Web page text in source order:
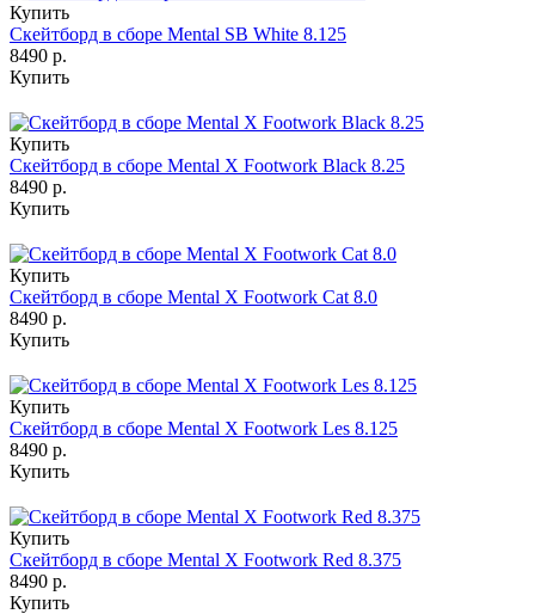
Купить
Скейтборд в сборе Mental SB White 8.125
8490 р.
Купить
Купить
Скейтборд в сборе Mental X Footwork Black 8.25
8490 р.
Купить
Купить
Скейтборд в сборе Mental X Footwork Cat 8.0
8490 р.
Купить
Купить
Скейтборд в сборе Mental X Footwork Les 8.125
8490 р.
Купить
Купить
Скейтборд в сборе Mental X Footwork Red 8.375
8490 р.
Купить